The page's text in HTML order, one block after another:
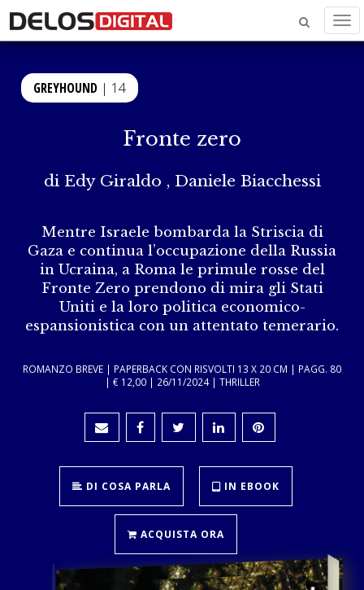
GREYHOUND | 14
Fronte zero
di Edy Giraldo , Daniele Biacchessi
Mentre Israele bombarda la Striscia di
Gaza e continua l’occupazione della Russia
in Ucraina, a Roma le primule rosse del
Fronte Zero prendono di mira gli Stati
Uniti e la loro politica economico-
espansionistica con un attentato temerario.
ROMANZO BREVE | PAPERBACK CON RISVOLTI 13 X 20 CM | PAGG. 80
| € 12,00 | 26/11/2024 | THRILLER
DI COSA PARLA IN EBOOK
ACQUISTA ORA